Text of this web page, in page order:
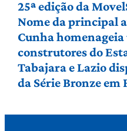
25ª edição da
Nome da principal
Cunha
construtores do
Tabajara e Lazio
da Série Bronze em